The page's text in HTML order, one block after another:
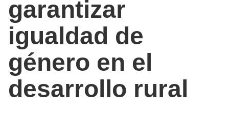
garantizar
igualdad de
género en el
desarrollo rural